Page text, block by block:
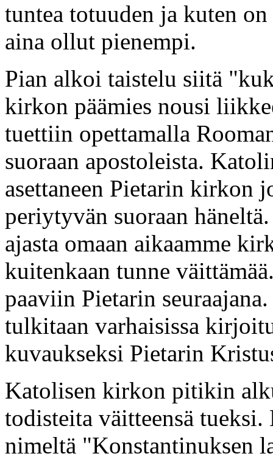
tuntea totuuden ja kuten
aina ollut pienempi.
Pian alkoi taistelu siitä
kirkon päämies nousi
tuettiin opettamalla
suoraan apostoleista.
asettaneen Pietarin kirkon
periytyvän suoraan
ajasta omaan aikaamme
kuitenkaan tunne
paaviin Pietarin
tulkitaan varhaisissa
kuvaukseksi Pietarin
Katolisen kirkon pitikin
todisteita väitteensä
nimeltä "Konstantinuksen